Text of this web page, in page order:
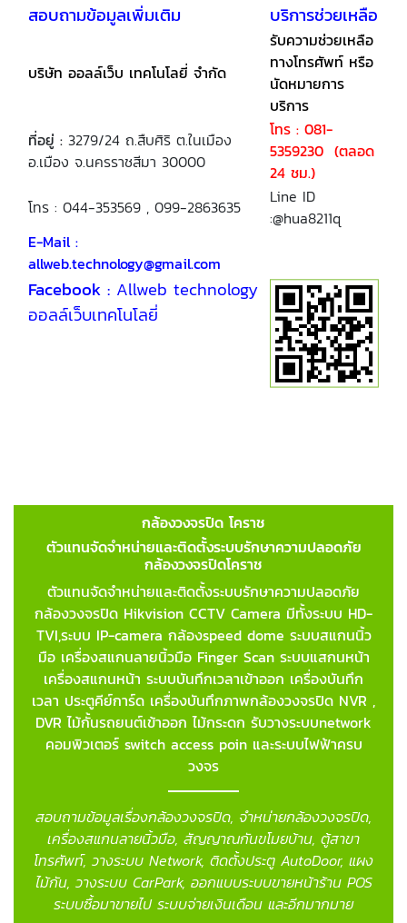
สอบถามข้อมูลเพิ่มเติม บริการช่วยเหลือ
บริษัท ออลล์เว็บ เทคโนโลยี่ จำกัด
รับความช่วยเหลือ
ทางโทรศัพท์ หรือ
นัดหมายการ
บริการ
ที่อยู่ : 3279/24 ถ.สืบศิริ ต.ในเมือง
อ.เมือง จ.นครราชสีมา 30000
โทร : 081-
5359230 (ตลอด
24 ชม.)
โทร : 044-353569 , 099-2863635
Line ID
:@hua8211q
E-Mail :
allweb.technology@gmail.com
Facebook : Allweb technology
ออลล์เว็บเทคโนโลยี่
กล้องวงจรปิด โคราช
ตัวแทนจัดจำหน่ายและติดตั้งระบบรักษาความปลอดภัย
กล้องวงจรปิดโคราช
ตัวแทนจัดจำหน่ายและติดตั้งระบบรักษาความปลอดภัย
กล้องวงจรปิด Hikvision CCTV Camera มีทั้งระบบ HD-
TVI,ระบบ IP-camera กล้องspeed dome ระบบสแกนนิ้ว
มือ เครื่องสแกนลายนิ้วมือ Finger Scan ระบบแสกนหน้า
เครื่องสแกนหน้า ระบบบันทึกเวลาเข้าออก เครื่องบันทึก
เวลา ประตูคีย์การ์ด เครื่องบันทึกภาพกล้องวงจรปิด NVR ,
DVR ไม้กั้นรถยนต์เข้าออก ไม้กระดก รับวางระบบnetwork
คอมพิวเตอร์ switch access poin และระบบไฟฟ้าครบ
วงจร
สอบถามข้อมูลเรื่องกล้องวงจรปิด, จำหน่ายกล้องวงจรปิด,
เครื่องสแกนลายนิ้วมือ, สัญญาณกันขโมยบ้าน, ตู้สาขา
โทรศัพท์, วางระบบ Network, ติดตั้งประตู AutoDoor, แผง
ไม้กัน, วางระบบ CarPark, ออกแบบระบบขายหน้าร้าน POS
ระบบซื้อมาขายไป ระบบจ่ายเงินเดือน และอีกมากมาย